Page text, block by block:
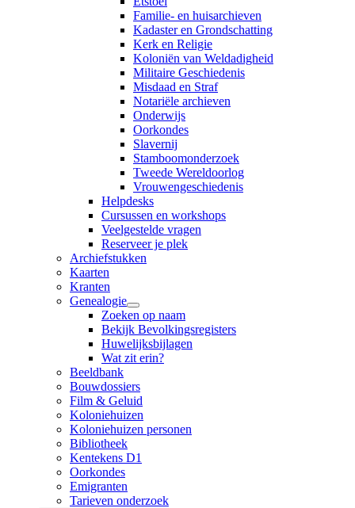
Familie- en huisarchieven
Kadaster en Grondschatting
Kerk en Religie
Koloniën van Weldadigheid
Militaire Geschiedenis
Misdaad en Straf
Notariële archieven
Onderwijs
Oorkondes
Slavernij
Stamboomonderzoek
Tweede Wereldoorlog
Vrouwengeschiedenis
Helpdesks
Cursussen en workshops
Veelgestelde vragen
Reserveer je plek
Archiefstukken
Kaarten
Kranten
Genealogie
Zoeken op naam
Bekijk Bevolkingsregisters
Huwelijksbijlagen
Wat zit erin?
Beeldbank
Bouwdossiers
Film & Geluid
Koloniehuizen
Koloniehuizen personen
Bibliotheek
Kentekens D1
Oorkondes
Emigranten
Tarieven onderzoek